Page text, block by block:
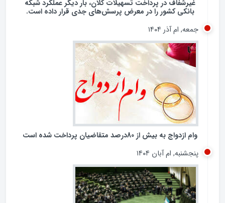
تشدید تخلفات در برخی بانک‌های خصوصی و شیوه‌های
غیرشفاف در پرداخت تسهیلات کلان، بار دیگر عملکرد شبکه
بانکی کشور را در معرض پرسش‌های جدی قرار داده است.
جمعه, ام آذر ۱۴۰۴
وام ازدواج به بیش از 80درصد متقاضیان پرداخت شده است
پنجشنبه, ام آبان ۱۴۰۴